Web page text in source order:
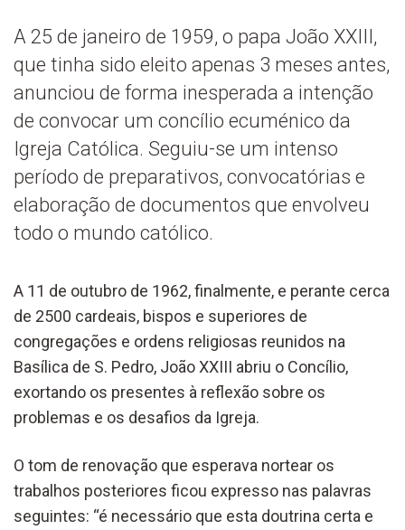
A 25 de janeiro de 1959, o papa João XXIII,
que tinha sido eleito apenas 3 meses antes,
anunciou de forma inesperada a intenção
de convocar um concílio ecuménico da
Igreja Católica. Seguiu-se um intenso
período de preparativos, convocatórias e
elaboração de documentos que envolveu
todo o mundo católico.
A 11 de outubro de 1962, finalmente, e perante cerca
de 2500 cardeais, bispos e superiores de
congregações e ordens religiosas reunidos na
Basílica de S. Pedro, João XXIII abriu o Concílio,
exortando os presentes à reflexão sobre os
problemas e os desafios da Igreja.
O tom de renovação que esperava nortear os
trabalhos posteriores ficou expresso nas palavras
seguintes: “é necessário que esta doutrina certa e